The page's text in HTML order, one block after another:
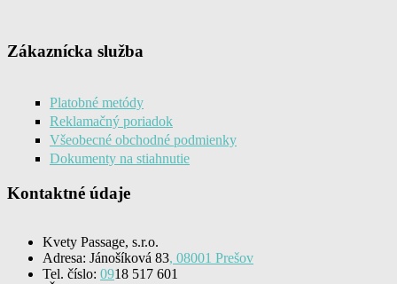
Zákaznícka služba
Platobné metódy
Reklamačný poriadok
Všeobecné obchodné podmienky
Dokumenty na stiahnutie
Kontaktné údaje
Kvety Passage, s.r.o.
Adresa: Jánošíková 83, 08001 Prešov
Tel. číslo: 0918 517 601